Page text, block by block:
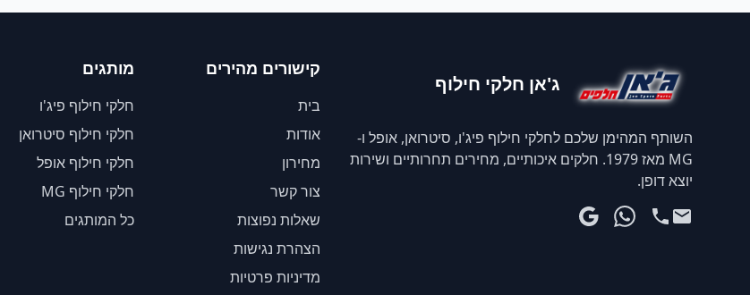
ג'אן חלקי חילוף
השותף המהימן שלכם לחלקי חילוף פיג'ו, סיטרואן, אופל ו-
MG מאז 1979. חלקים איכותיים, מחירים תחרותיים ושירות
יוצא דופן.
קישורים מהירים
בית
אודות
מחירון
צור קשר
שאלות נפוצות
הצהרת נגישות
מדיניות פרטיות
מותגים
חלקי חילוף פיג'ו
חלקי חילוף סיטרואן
חלקי חילוף אופל
חלקי חילוף MG
כל המותגים